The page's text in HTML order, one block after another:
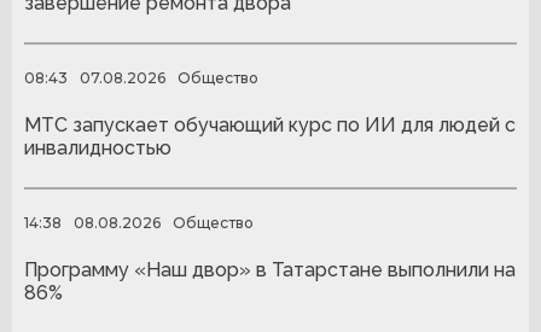
08:43 07.08.2026 Общество
МТС запускает обучающий курс по ИИ для людей с
инвалидностью
14:38 08.08.2026 Общество
Программу «Наш двор» в Татарстане выполнили на
86%